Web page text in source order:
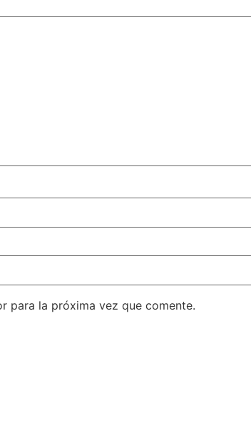
para la próxima vez que comente.